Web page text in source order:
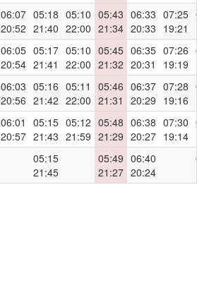
06:07
20:52
05:18
21:40
05:10
22:00
05:43
21:34
06:33
20:33
07:25
19:21
06:05
20:54
05:17
21:41
05:10
22:00
05:45
21:32
06:35
20:31
07:26
19:19
06:03
20:56
05:16
21:42
05:11
22:00
05:46
21:31
06:37
20:29
07:28
19:16
06:01
20:57
05:15
21:43
05:12
21:59
05:48
21:29
06:38
20:27
07:30
19:14
05:15
21:45
05:49
21:27
06:40
20:24